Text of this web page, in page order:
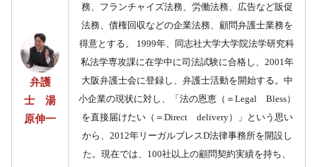
弁護
士 湯
原伸一
務、フランチャイズ法務、労働法務、広告など販促
法務、債権回収などの企業法務、顧問弁護士業務を
得意とする。 1999年、同志社大学大学院法学研究科
私法学専攻課に在学中に司法試験に合格し、2001年
大阪弁護士会に登録し、弁護士活動を開始する。中
小企業の現状に対し、「法の恩恵（＝Legal Bless）
を直接届けたい（＝Direct delivery）」という思い
から、2012年リーガルブレスD法律事務所を開設し
た。現在では、100社以上の顧問契約実績を持ち、